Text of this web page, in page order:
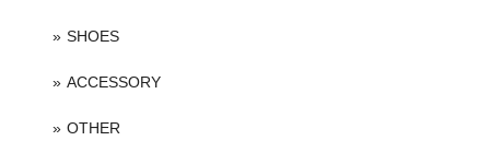
SHOES
ACCESSORY
OTHER